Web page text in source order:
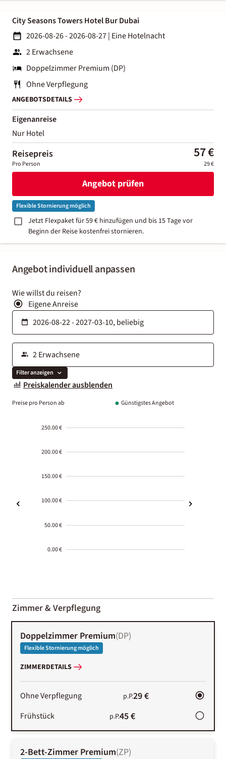
Angebot individuell anpassen
Wie willst du reisen?
Eigene Anreise
Filter anzeigen
Preiskalender ausblenden
Preise pro Person ab Günstigstes Angebot
250.00 €
200.00 €
150.00 €
100.00 €
50.00 €
0.00 €
01-02
Zimmer & Verpflegung
Doppelzimmer Premium(DP)
Flexible Stornierung möglich
ZIMMERDETAILS
Ohne Verpflegung p.P.29 €
Frühstück p.P.45 €
2-Bett-Zimmer Premium(ZP)
City Seasons Towers Hotel Bur Dubai
2026-08-26 - 2026-08-27| Eine Hotelnacht
2 Erwachsene
Doppelzimmer Premium (DP)
Ohne Verpflegung
ANGEBOTSDETAILS
Eigenanreise
Nur Hotel
Reisepreis 57 €
Pro Person 29 €
Angebot prüfen
Flexible Stornierung möglich
Jetzt Flexpaket für 59 € hinzufügen und bis 15 Tage vor
Beginn der Reise kostenfrei stornieren.